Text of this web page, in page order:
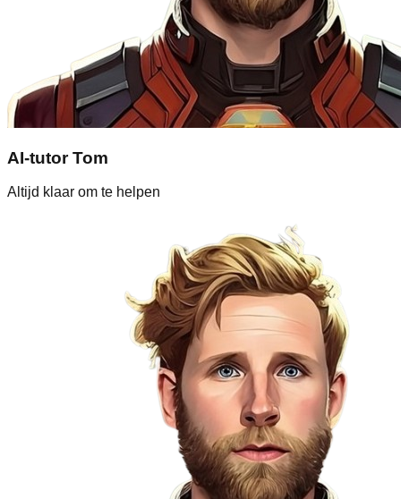
AI-tutor Tom
Altijd klaar om te helpen